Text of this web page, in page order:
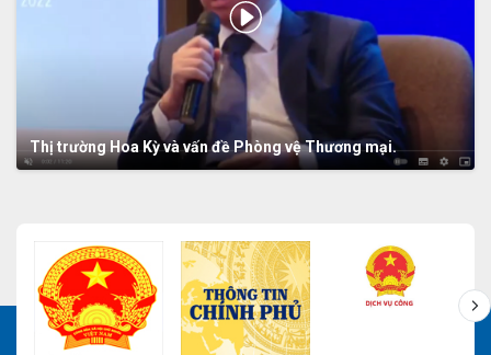
Thị trường Hoa Kỳ và vấn đề Phòng vệ Thương mại.